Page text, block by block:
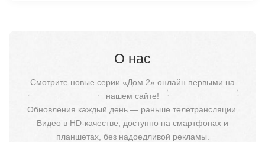
О нас
Смотрите новые серии «Дом 2» онлайн первыми на
нашем сайте!
Обновления каждый день — раньше телетрансляции.
Видео в HD-качестве, доступно на смартфонах и
планшетах, без надоедливой рекламы.